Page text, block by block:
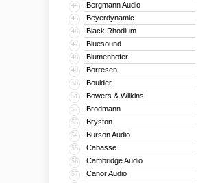
44 Bergmann Audio
45 Beyerdynamic
46 Black Rhodium
47 Bluesound
48 Blumenhofer
49 Borresen
50 Boulder
51 Bowers & Wilkins
52 Brodmann
53 Bryston
54 Burson Audio
55 Cabasse
56 Cambridge Audio
57 Canor Audio